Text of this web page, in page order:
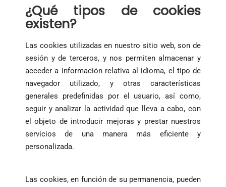
¿Qué tipos de cookies
existen?
Las cookies utilizadas en nuestro sitio web, son de
sesión y de terceros, y nos permiten almacenar y
acceder a información relativa al idioma, el tipo de
navegador utilizado, y otras características
generales predefinidas por el usuario, así como,
seguir y analizar la actividad que lleva a cabo, con
el objeto de introducir mejoras y prestar nuestros
servicios de una manera más eficiente y
personalizada.
Las cookies, en función de su permanencia, pueden